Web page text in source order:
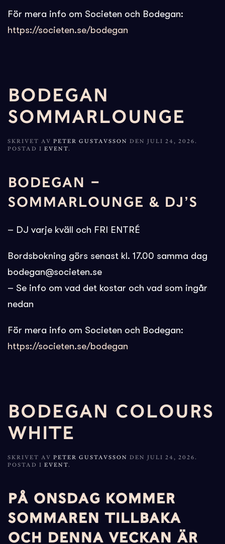
För mera info om Societen och Bodegan:
https://societen.se/bodegan
BODEGAN
SOMMARLOUNGE
SKRIVET AV PETER GUSTAVSSON DEN JULI 24, 2026 .
POSTAD I EVENT.
BODEGAN –
SOMMARLOUNGE & DJ’S
– DJ varje kväll och FRI ENTRÉ
Bordsbokning görs senast kl. 17.00 samma dag
bodegan@societen.se
– Se info om vad det kostar och vad som ingår
nedan
För mera info om Societen och Bodegan:
https://societen.se/bodegan
BODEGAN COLOURS
WHITE
SKRIVET AV PETER GUSTAVSSON DEN JULI 24, 2026 .
POSTAD I EVENT.
PÅ ONSDAG KOMMER
SOMMAREN TILLBAKA
OCH DENNA VECKAN ÄR